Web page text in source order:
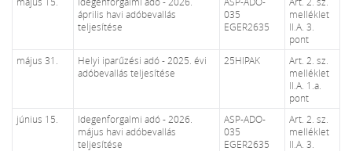
április havi adóbevallás
teljesítése
035
EGER2635
melléklet
II.A. 3.
pont
május 31.
Helyi iparűzési adó - 2025. évi
adóbevallás teljesítése
25HIPAK
Art. 2. sz.
melléklet
II.A. 1.a.
pont
június 15.
Idegenforgalmi adó - 2026.
május havi adóbevallás
teljesítése
ASP-ADO-
035
EGER2635
Art. 2. sz.
melléklet
II.A. 3.